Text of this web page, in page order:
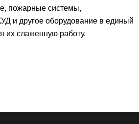
пожарные системы,
и другое оборудование в единый
их слаженную работу.